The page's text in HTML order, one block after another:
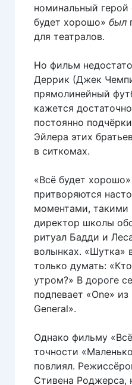
номинальный
будет хорошо» был
для театралов.
Но фильм
Деррик (Джек
прямолинейный
кажется
постоянно
Эйлера этих
в ситкомах.
«Всё будет
притворяются
моментами, такими
директор школы
ритуал Бадди и
волынках. «Шутка»
только думать:
утром?» В дороге
подпевает «One»
General».
Однако фильму
точности
повлиял.
Стивена Роджерса,